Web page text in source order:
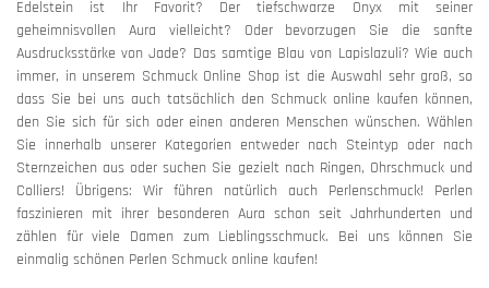
Edelstein ist Ihr Favorit? Der tiefschwarze Onyx mit seiner
geheimnisvollen Aura vielleicht? Oder bevorzugen Sie die sanfte
Ausdrucksstärke von Jade? Das samtige Blau von Lapislazuli? Wie auch
immer, in unserem Schmuck Online Shop ist die Auswahl sehr groß, so
dass Sie bei uns auch tatsächlich den Schmuck online kaufen können,
den Sie sich für sich oder einen anderen Menschen wünschen. Wählen
Sie innerhalb unserer Kategorien entweder nach Steintyp oder nach
Sternzeichen aus oder suchen Sie gezielt nach Ringen, Ohrschmuck und
Colliers! Übrigens: Wir führen natürlich auch Perlenschmuck! Perlen
faszinieren mit ihrer besonderen Aura schon seit Jahrhunderten und
zählen für viele Damen zum Lieblingsschmuck. Bei uns können Sie
einmalig schönen Perlen Schmuck online kaufen!